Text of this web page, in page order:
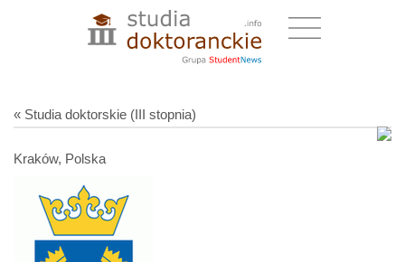
« Studia doktorskie (III stopnia)
Kraków, Polska